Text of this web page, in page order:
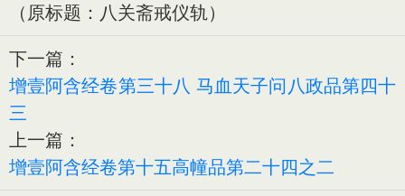
（原标题：八关斋戒仪轨）
下一篇：
增壹阿含经卷第三十八 马血天子问八政品第四十
三
上一篇：
增壹阿含经卷第十五高幢品第二十四之二